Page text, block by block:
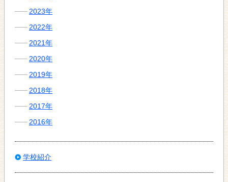
2023年
2022年
2021年
2020年
2019年
2018年
2017年
2016年
学校紹介